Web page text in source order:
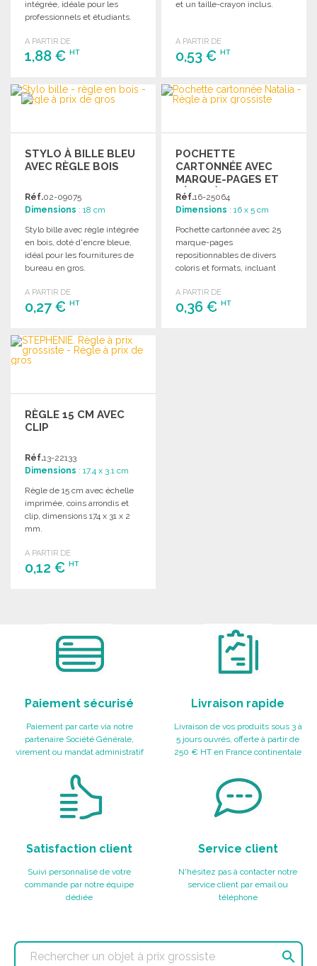
intégrée, idéale pour les
professionnels et étudiants.
A PARTIR DE
1,88 € HT
COMMANDER
Demander un devis
et un taille-crayon inclus.
A PARTIR DE
0,53 €HT
COMMANDER
Demander un devis
STYLO À BILLE BLEU
AVEC RÈGLE BOIS
Réf.02-09075
Dimensions : 18 cm
Stylo bille avec règle intégrée
en bois, doté d'encre bleue,
idéal pour les fournitures de
bureau en gros.
A PARTIR DE
0,27 € HT
COMMANDER
Demander un devis
POCHETTE
CARTONNÉE AVEC
MARQUE-PAGES ET
RÈGLE À PRIX DE
GROS
Réf.16-25064
Dimensions : 16 x 5 cm
Pochette cartonnée avec 25
marque-pages
repositionnables de divers
coloris et formats, incluant
A PARTIR DE
0,36 €HT
RÈGLE 15 CM AVEC
CLIP
Réf.13-22133
Dimensions : 17.4 x 3.1 cm
Règle de 15 cm avec échelle
imprimée, coins arrondis et
clip, dimensions 174 x 31 x 2
mm.
A PARTIR DE
0,12 € HT
Paiement sécurisé
Paiement par carte via notre
partenaire Société Générale,
virement ou mandat administratif
Livraison rapide
Livraison de vos produits sous 3 à
5 jours ouvrés, offerte à partir de
250 € HT en France continentale
Satisfaction client
Suivi personnalisé de votre
commande par notre équipe
dédiée
Service client
N'hésitez pas à contacter notre
service client par email ou
téléphone
